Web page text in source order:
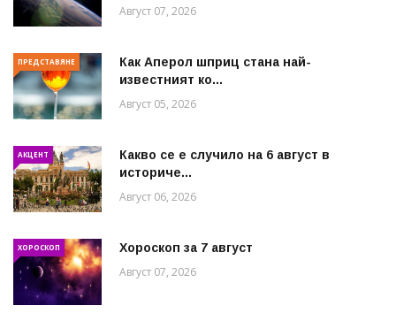
Август 07, 2026
ПРЕДСТАВЯНЕ
Как Аперол шприц стана най-
известният ко...
Август 05, 2026
АКЦЕНТ
Какво се е случило на 6 август в
историче...
Август 06, 2026
ХОРОСКОП Хороскоп за 7 август
Август 07, 2026